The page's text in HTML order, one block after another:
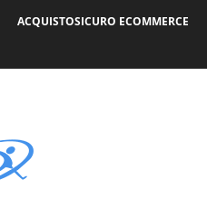
ACQUISTOSICURO ECOMMERCE